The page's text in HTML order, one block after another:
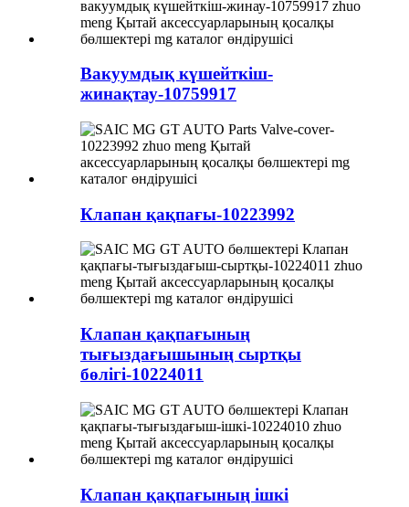
Вакуумдық күшейткіш-
жинақтау-10759917
Клапан қақпағы-10223992
Клапан қақпағының
тығыздағышының сыртқы
бөлігі-10224011
Клапан қақпағының ішкі